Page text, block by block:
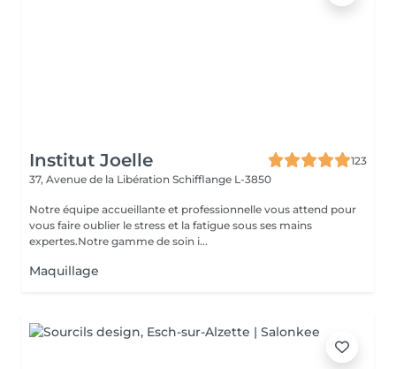
Institut Joelle
123
37, Avenue de la Libération Schifflange L-3850
Notre équipe accueillante et professionnelle vous attend pour
vous faire oublier le stress et la fatigue sous ses mains
expertes.Notre gamme de soin i...
Maquillage